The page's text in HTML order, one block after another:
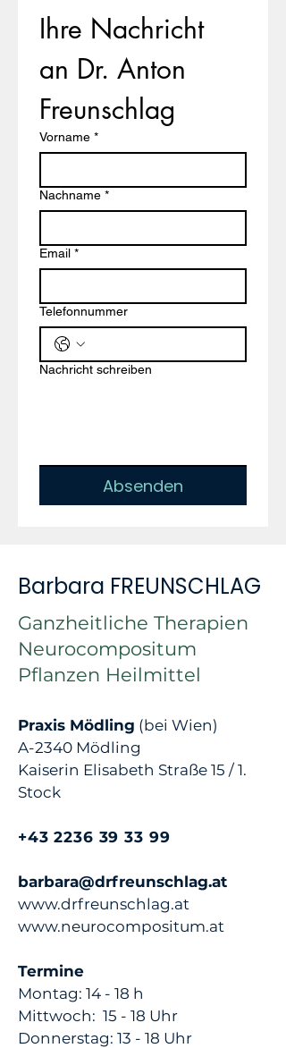
Ihre Nachricht
an Dr. Anton
Freunschlag
Vorname *
Nachname *
Email *
Telefonnummer
Nachricht schreiben
Absenden
Barbara FREUNSCHLAG
Ganzheitliche Therapien
Neurocompositum
Pflanzen Heilmittel
Praxis Mödling (bei Wien)
A-2340 Mödling
Kaiserin Elisabeth Straße 15 / 1.
Stock
+43 2236 39 33 99
barbara@drfreunschlag.at
www.drfreunschlag.at
www.neurocompositum.at
Termine
Montag: 14 - 18 h
Mittwoch: 15 - 18 Uhr
Donnerstag: 13 - 18 Uhr​